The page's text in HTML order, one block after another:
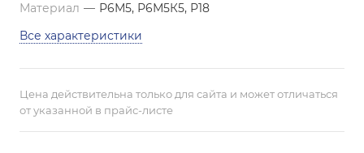
Материал — Р6М5, Р6М5К5, Р18
Все характеристики
Цена действительна только для сайта и может отличаться
от указанной в прайс-листе